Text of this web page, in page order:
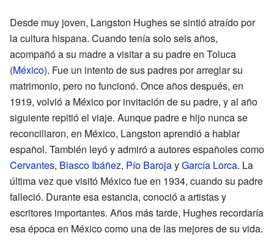
Desde muy joven, Langston Hughes se sintió atraído por
la cultura hispana. Cuando tenía solo seis años,
acompañó a su madre a visitar a su padre en Toluca
(México). Fue un intento de sus padres por arreglar su
matrimonio, pero no funcionó. Once años después, en
1919, volvió a México por invitación de su padre, y al año
siguiente repitió el viaje. Aunque padre e hijo nunca se
reconciliaron, en México, Langston aprendió a hablar
español. También leyó y admiró a autores españoles como
Cervantes, Blasco Ibáñez, Pío BarojayGarcía Lorca. La
última vez que visitó México fue en 1934, cuando su padre
falleció. Durante esa estancia, conoció a artistas y
escritores importantes. Años más tarde, Hughes recordaría
esa época en México como una de las mejores de su vida.